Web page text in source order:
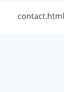
contact.html